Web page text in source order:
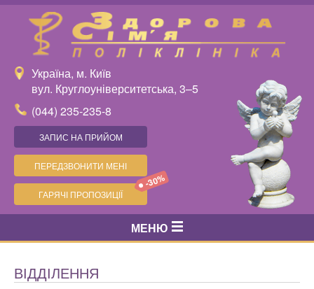
Україна, м. Київ
вул. Круглоуніверситетська, 3–5
(044) 235-235-8
ЗАПИС НА ПРИЙОМ
ПЕРЕДЗВОНИТИ МЕНІ
ГАРЯЧІ ПРОПОЗИЦІЇ
-30%
МЕНЮ
ВІДДІЛЕННЯ